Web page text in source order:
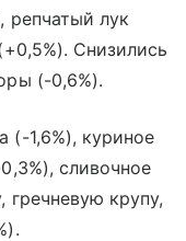
репчатый лук
Снизились
(-0,6%).
(-1,6%), куриное
сливочное
гречневую крупу,